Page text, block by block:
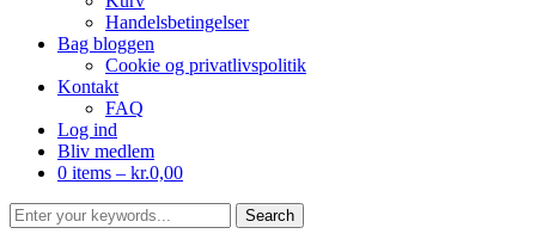
Handelsbetingelser
Bag bloggen
Cookie og privatlivspolitik
Kontakt
FAQ
Log ind
Bliv medlem
0 items – kr.0,00